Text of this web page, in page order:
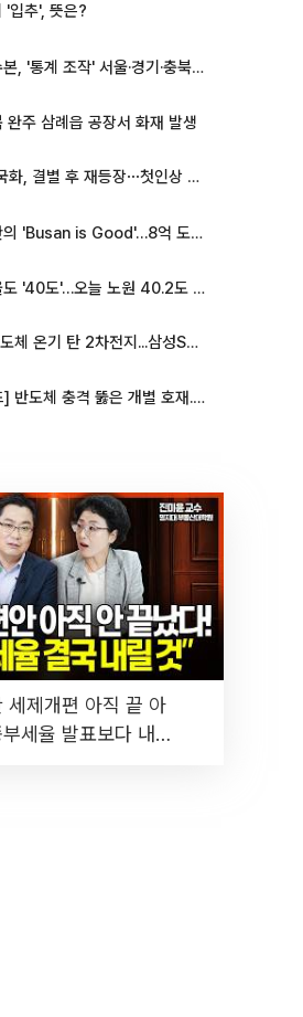
'입추', 뜻은?
통계 조작' 서울·경기·충북 선관위 등 추가 압수수색
완주 삼례읍 공장서 화재 발생
‘나솔사계’ 국화, 결별 후 재등장⋯첫인상 투표 휩쓸고 ‘인기녀’ 등극
is Good'…8억 도시브랜드, 용산 대통령실 CI 업체가 수행
'40도'…오늘 노원 40.2도 기록
[특징주] 반도체 온기 탄 2차전지...삼성SDI, 장 초반 7% 넘게 껑충
[증시키워드] 반도체 충격 뚫은 개별 호재...포스코퓨처엠·에코프로·한화솔루션 '눈길'
세제개편 아직 끝 아
세율 발표보다 내릴